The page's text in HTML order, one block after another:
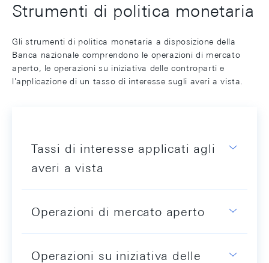
Strumenti di politica monetaria
Gli strumenti di politica monetaria a disposizione della
Banca nazionale comprendono le operazioni di mercato
aperto, le operazioni su iniziativa delle controparti e
l'applicazione di un tasso di interesse sugli averi a vista.
Tassi di interesse applicati agli
averi a vista
Operazioni di mercato aperto
Operazioni su iniziativa delle